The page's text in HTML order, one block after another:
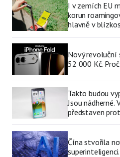
I v zemích EU
korun
hlavně v
Nový revoluční
52 000 Kč.
Takto budou
Jsou nádherné.
představen
Čína stvořila